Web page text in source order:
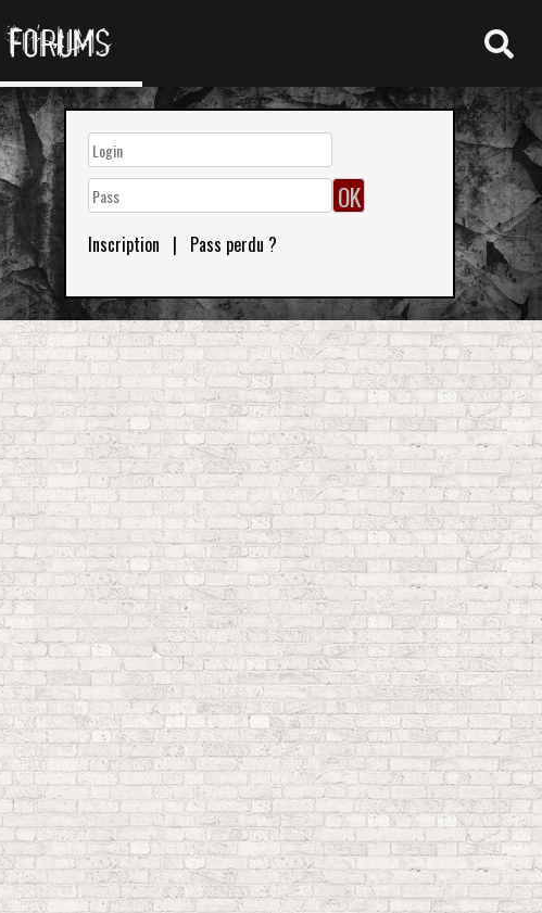
FORUMS
Inscription | Pass perdu ?